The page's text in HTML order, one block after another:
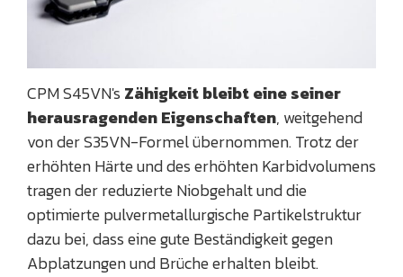
CPM S45VN's Zähigkeit bleibt eine seiner
herausragenden Eigenschaften, weitgehend
von der S35VN-Formel übernommen. Trotz der
erhöhten Härte und des erhöhten Karbidvolumens
tragen der reduzierte Niobgehalt und die
optimierte pulvermetallurgische Partikelstruktur
dazu bei, dass eine gute Beständigkeit gegen
Abplatzungen und Brüche erhalten bleibt.